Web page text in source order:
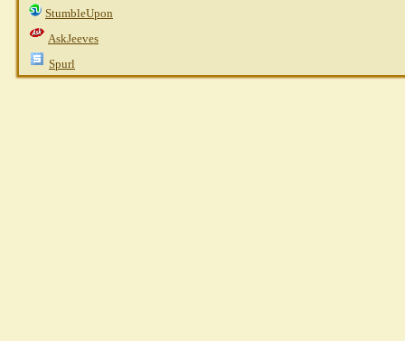
StumbleUpon
AskJeeves
Spurl